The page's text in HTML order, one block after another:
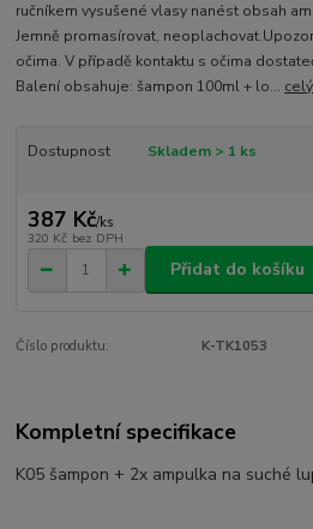
ručníkem vysušené vlasy nanést obsah
Jemně promasírovat,
očima. V případě kontaktu s očima
Balení obsahuje: šampon 100ml + lo...
Dostupnost Skladem > 1 ks
387 Kč/ks
320 Kč bez DPH
Přidat do košíku
Číslo produktu: K-TK1053
Kompletní specifikace
K05 šampon + 2x ampulka na suché